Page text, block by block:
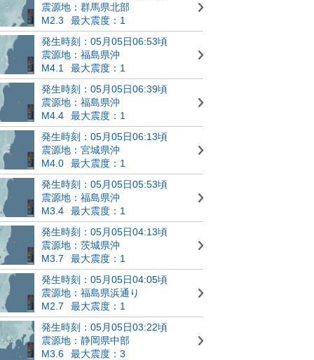
震源地：群馬県北部
M2.3
最大震度：1
発生時刻：05月05日06:53頃
震源地：福島県沖
M4.1
最大震度：1
発生時刻：05月05日06:39頃
震源地：福島県沖
M4.4
最大震度：1
発生時刻：05月05日06:13頃
震源地：宮城県沖
M4.0
最大震度：1
発生時刻：05月05日05:53頃
震源地：福島県沖
M3.4
最大震度：1
発生時刻：05月05日04:13頃
震源地：茨城県沖
M3.7
最大震度：1
発生時刻：05月05日04:05頃
震源地：福島県浜通り
M2.7
最大震度：1
発生時刻：05月05日03:22頃
震源地：静岡県中部
M3.6
最大震度：3